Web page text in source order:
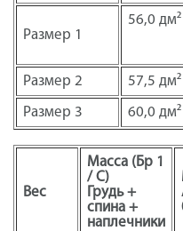
Размер 1
56,0
Размер 2 57,5 дм²
Размер 3 60,0 дм²
Вес
Масса (Бр 1
/ С)
Грудь +
спина +
наплечники